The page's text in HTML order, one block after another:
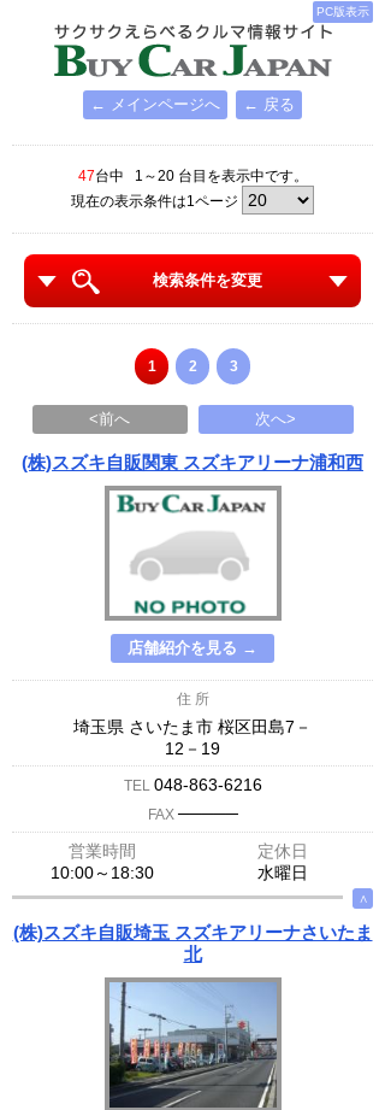
PC版表示
← メインページへ ← 戻る
47台中 1～20 台目を表示中です。
現在の表示条件は1ページ
検索条件を変更
1 2 3
<前へ 次へ>
(株)スズキ自販関東 スズキアリーナ浦和西
店舗紹介を見る →
住 所
埼玉県 さいたま市 桜区田島7－
12－19
TEL 048-863-6216
FAX ─────
営業時間
定休日
10:00～18:30
水曜日
∧
(株)スズキ自販埼玉 スズキアリーナさいたま
北